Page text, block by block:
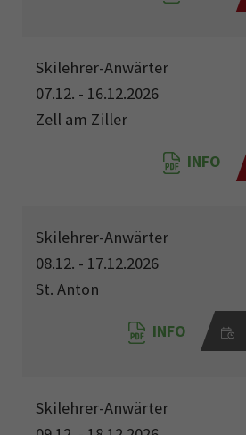
Skilehrer-Anwärter
07.12. - 16.12.2026
Zell am Ziller
INFO
Skilehrer-Anwärter
08.12. - 17.12.2026
St. Anton
INFO
Skilehrer-Anwärter